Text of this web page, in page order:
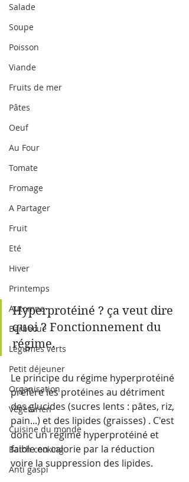
Salade
Soupe
Poisson
Viande
Fruits de mer
Pâtes
Oeuf
Au Four
Tomate
Fromage
A Partager
Fruit
Eté
Hiver
Printemps
Automne
Barbecue
Légumes verts
Petit déjeuner
Organisation
Végétarien
Cuisine du monde
Batch cooking
Anti gaspi
Hyperprotéiné ? ça veut dire
quoi ? Fonctionnement du
régime.
Le principe du régime hyperprotéiné
préfère les protéines au détriment
des glucides (sucres lents : pâtes, riz,
pain...) et des lipides (graisses) . C'est
donc un régime hyperprotéiné et
faible en calorie par la réduction
voire la suppression des lipides.